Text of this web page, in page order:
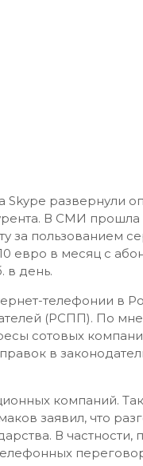
Skype развернули
В СМИ прошла
за пользованием
евро в месяц с
в день.
телефонии в
(РСПП). По
сотовых
в
компаний.
заявил, что
В